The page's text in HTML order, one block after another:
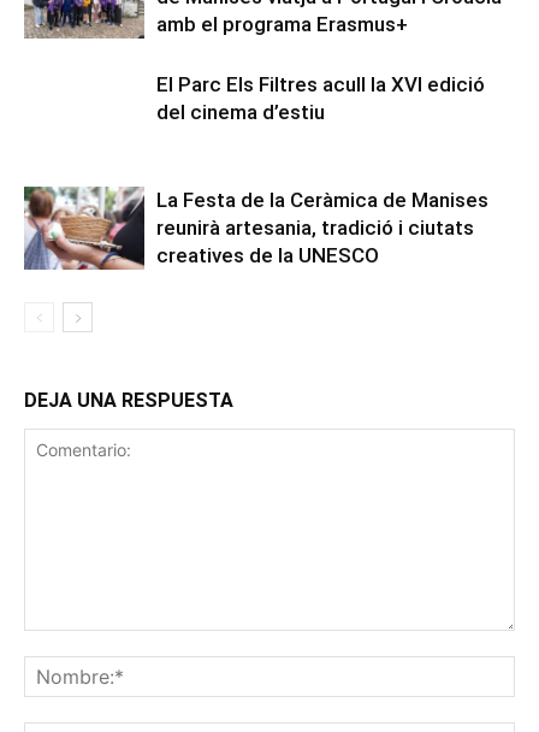
amb el programa Erasmus+
El Parc Els Filtres acull la XVI edició
del cinema d’estiu
La Festa de la Ceràmica de Manises
reunirà artesania, tradició i ciutats
creatives de la UNESCO
DEJA UNA RESPUESTA